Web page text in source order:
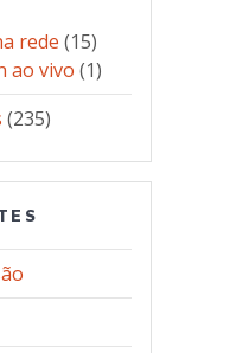
rede (15)
ao vivo (1)
(235)